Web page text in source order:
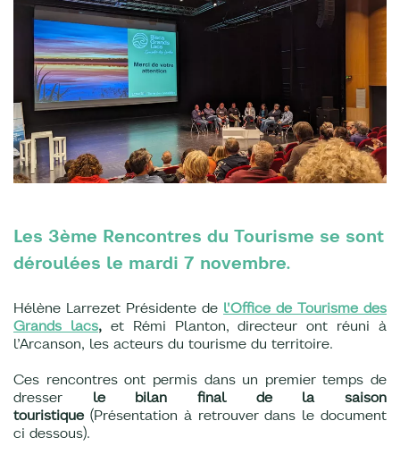
Les 3ème Rencontres du Tourisme se sont
déroulées le mardi 7 novembre.
Hélène Larrezet Présidente de l'Office de Tourisme des
Grands lacs,et Rémi Planton, directeur ont réuni à
l’Arcanson, les acteurs du tourisme du territoire.
Ces rencontres ont permis dans un premier temps de
dresser le bilan final de la saison
touristique(Présentation à retrouver dans le document
ci dessous).